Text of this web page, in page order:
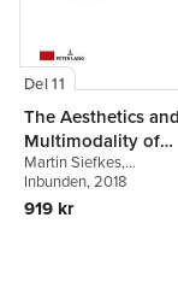
Del 11
The Aesthetics and
Multimodality of
Style
Martin Siefkes,
Emanuele Arielli
Schlobinski
Inbunden, 2018
919 kr